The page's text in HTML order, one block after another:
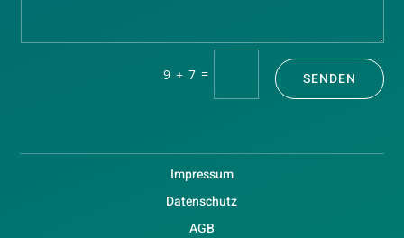
9 + 7 = SENDEN
Impressum
Datenschutz
AGB